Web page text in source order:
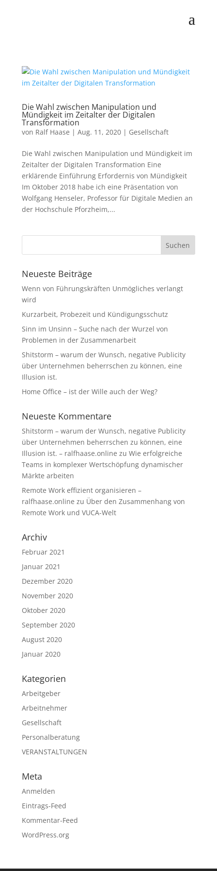
Die Wahl zwischen Manipulation und
Mündigkeit im Zeitalter der Digitalen
Transformation
von Ralf Haase | Aug. 11, 2020| Gesellschaft
Die Wahl zwischen Manipulation und Mündigkeit im
Zeitalter der Digitalen Transformation Eine
erklärende Einführung Erfordernis von Mündigkeit
Im Oktober 2018 habe ich eine Präsentation von
Wolfgang Henseler, Professor für Digitale Medien an
der Hochschule Pforzheim,...
Neueste Beiträge
Wenn von Führungskräften Unmögliches verlangt
wird
Kurzarbeit, Probezeit und Kündigungsschutz
Sinn im Unsinn – Suche nach der Wurzel von
Problemen in der Zusammenarbeit
Shitstorm – warum der Wunsch, negative Publicity
über Unternehmen beherrschen zu können, eine
Illusion ist.
Home Office – ist der Wille auch der Weg?
Neueste Kommentare
Shitstorm – warum der Wunsch, negative Publicity
über Unternehmen beherrschen zu können, eine
Illusion ist. – ralfhaase.online zu Wie erfolgreiche
Teams in komplexer Wertschöpfung dynamischer
Märkte arbeiten
Remote Work effizient organisieren –
ralfhaase.online zu Über den Zusammenhang von
Remote Work und VUCA-Welt
Archiv
Februar 2021
Januar 2021
Dezember 2020
November 2020
Oktober 2020
September 2020
August 2020
Januar 2020
Kategorien
Arbeitgeber
Arbeitnehmer
Gesellschaft
Personalberatung
VERANSTALTUNGEN
Meta
Anmelden
Eintrags-Feed
Kommentar-Feed
WordPress.org